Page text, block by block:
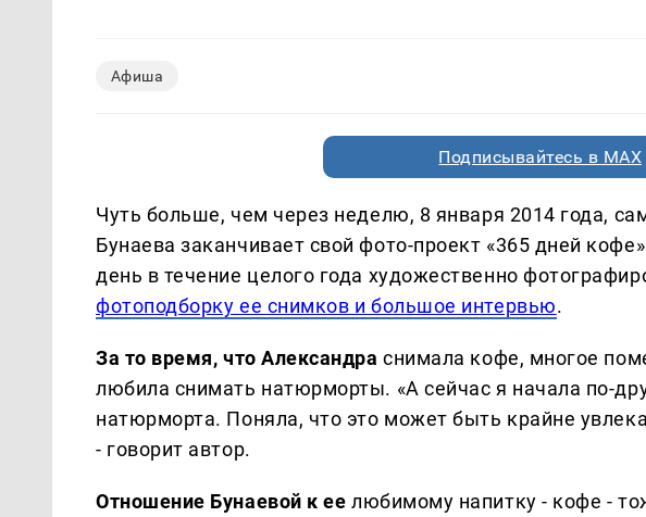
Афиша
Подписывайтесь в MAX
Чуть больше, чем через неделю, 8 января 2014 года,
Бунаева заканчивает свой фото-проект «365 дней
день в течение целого года художественно
фотоподборку ее снимков и большое интервью.
За то время, что Александра снимала кофе, многое
любила снимать натюрморты. «А сейчас я начала по-
натюрморта. Поняла, что это может быть крайне
- говорит автор.
Отношение Бунаевой к ее любимому напитку - кофе -